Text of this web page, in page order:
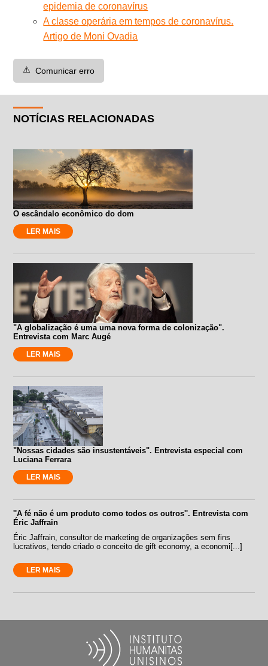
epidemia de coronavírus
A classe operária em tempos de coronavírus.
Artigo de Moni Ovadia
⚠️ Comunicar erro
NOTÍCIAS RELACIONADAS
O escândalo econômico do dom
LER MAIS
"A globalização é uma uma nova forma de colonização".
Entrevista com Marc Augé
LER MAIS
"Nossas cidades são insustentáveis". Entrevista especial com
Luciana Ferrara
LER MAIS
''A fé não é um produto como todos os outros''. Entrevista com
Éric Jaffrain
Éric Jaffrain, consultor de marketing de organizações sem fins
lucrativos, tendo criado o conceito de gift economy, a economi[...]
LER MAIS